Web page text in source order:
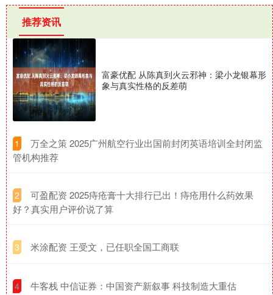
推荐资讯
富豪优配 从陈真到火云邪神：梁小龙银幕形
象与真实性格的反差萌
1
​万全之策 2025广州航空行业出国前封闭英语培训全封闭监
管机构推荐
2
​可盈配资 2025痔疮膏十大排行已出！痔疮用什么药效果
好？真实用户评价说了算
3 ​米涂配资 王受文，已任职全国工商联
4 ​牛客栈 中信证券：中国资产新叙事 科技制造大重估